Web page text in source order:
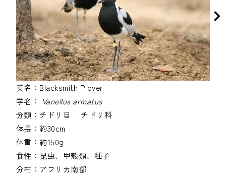
英名： Blacksmith Plover
学名：
Vanellus armatus
分類： チドリ目
チドリ科
体長： 約30cm
体重： 約150g
食性： 昆虫、甲殻類、種子
分布： アフリカ南部